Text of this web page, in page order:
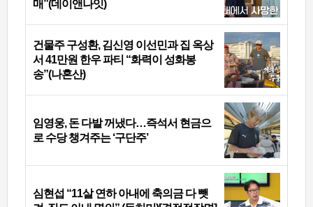
매”(데이앤나잇)
건물주 구성환, 김신영 이선민과 집 옥상
서 41만원 한우 파티 “화력이 성화봉
송”(나혼산)
임영웅, 돈 다발 꺼냈다…즉석서 현금으
로 수당 챙겨주는 ‘구단주’
심현섭 “11살 연하 아내에 축의금 다 뺏